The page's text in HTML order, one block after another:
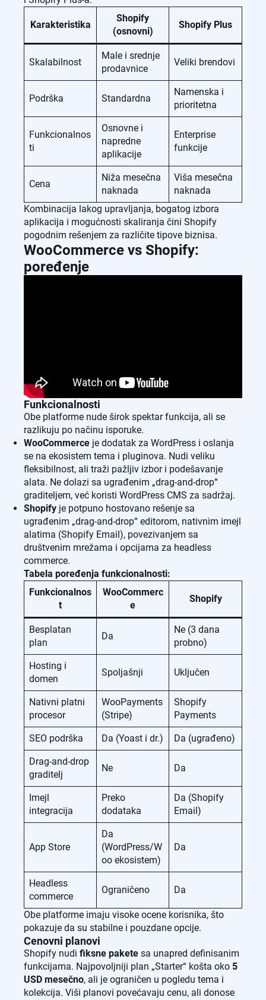
Karakteristika
Shopify
(osnovni)
Shopify Plus
Skalabilnost
Male i srednje
prodavnice
Veliki brendovi
Podrška Standardna
Namenska i
prioritetna
Funkcionalnos
ti
Osnovne i
napredne
aplikacije
Enterprise
funkcije
Cena
Niža mesečna
naknada
Viša mesečna
naknada
Kombinacija lakog upravljanja, bogatog izbora
aplikacija i mogućnosti skaliranja čini Shopify
pogodnim rešenjem za različite tipove biznisa.
WooCommerce vs Shopify:
poređenje
Funkcionalnosti
Obe platforme nude širok spektar funkcija, ali se
razlikuju po načinu isporuke.
WooCommerce je dodatak za WordPress i oslanja
se na ekosistem tema i pluginova. Nudi veliku
fleksibilnost, ali traži pažljiv izbor i podešavanje
alata. Ne dolazi sa ugrađenim „drag-and-drop“
graditeljem, već koristi WordPress CMS za sadržaj.
Shopify je potpuno hostovano rešenje sa
ugrađenim „drag-and-drop“ editorom, nativnim imejl
alatima (Shopify Email), povezivanjem sa
društvenim mrežama i opcijama za headless
commerce.
Tabela poređenja funkcionalnosti:
Funkcionalnos
t
WooCommerc
e
Shopify
Besplatan
plan
Da
Ne (3 dana
probno)
Hosting i
domen
Spoljašnji Uključen
Nativni platni
procesor
WooPayments
(Stripe)
Shopify
Payments
SEO podrška Da (Yoast i dr.) Da (ugrađeno)
Drag-and-drop
graditelj
Ne Da
Imejl
integracija
Preko
dodataka
Da (Shopify
Email)
App Store
Da
(WordPress/W
oo ekosistem)
Da
Headless
commerce
Ograničeno Da
Obe platforme imaju visoke ocene korisnika, što
pokazuje da su stabilne i pouzdane opcije.
Cenovni planovi
Shopify nudi fiksne pakete sa unapred definisanim
funkcijama. Najpovoljniji plan „Starter“ košta oko 5
USD mesečno, ali je ograničen u pogledu tema i
kolekcija. Viši planovi povećavaju cenu, ali donose